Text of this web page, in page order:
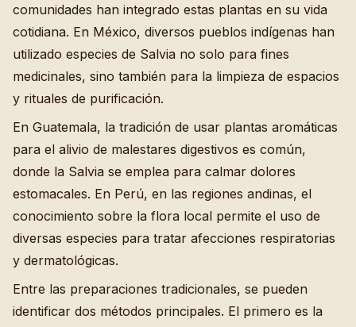
comunidades han integrado estas plantas en su vida
cotidiana. En México, diversos pueblos indígenas han
utilizado especies de Salvia no solo para fines
medicinales, sino también para la limpieza de espacios
y rituales de purificación.
En Guatemala, la tradición de usar plantas aromáticas
para el alivio de malestares digestivos es común,
donde la Salvia se emplea para calmar dolores
estomacales. En Perú, en las regiones andinas, el
conocimiento sobre la flora local permite el uso de
diversas especies para tratar afecciones respiratorias
y dermatológicas.
Entre las preparaciones tradicionales, se pueden
identificar dos métodos principales. El primero es la